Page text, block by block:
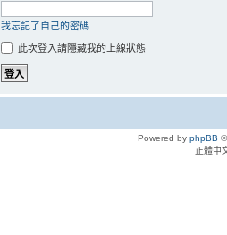
我忘記了自己的密碼
此次登入請隱藏我的上線狀態
Powered by phpBB
正體中